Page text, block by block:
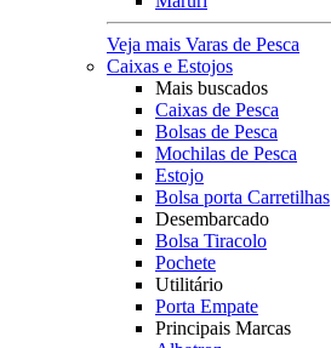
Veja mais Varas de Pesca
Caixas e Estojos
Mais buscados
Caixas de Pesca
Bolsas de Pesca
Mochilas de Pesca
Estojo
Bolsa porta Carretilhas
Desembarcado
Bolsa Tiracolo
Pochete
Utilitário
Porta Empate
Principais Marcas